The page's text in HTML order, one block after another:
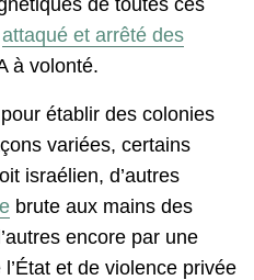
attaqué et arrêté des
à volonté.
établir des colonies
variées, certains
israélien, d’autres
brute aux mains des
encore par une
et de violence privée